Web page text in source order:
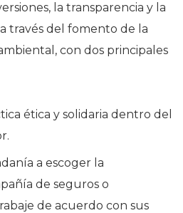
la transparencia y la
través del fomento de la
con dos principales
ética y solidaria dentro del
a escoger la
de seguros o
de acuerdo con sus